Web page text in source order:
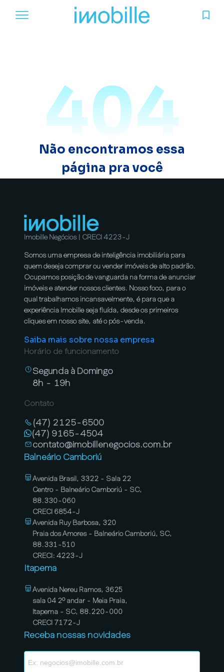
404
Não encontramos essa
página pra você
Imobille Negócios | CRECI 4223-J
Somos uma empresa de inteligência imobiliária para
quem deseja comprar ou vender imóveis de alto padrão.
Ocupamos posição de vanguarda na forma de anunciar
imóveis e atender nossos clientes. Nosso foco, para o
qual trabalhamos incansavelmente, é para que a
experiência Imobille seja fluída, desde os primeiros
cliques em nosso site, até o pós-venda.
Saiba mais sobre nossa empresa
Horário de funcionamento
Segunda à Domingo
8h - 19h
Contato
(47) 2125-6500
(47) 9165-4504
contato@imobillenegocios.com.br
Balneário Camboriú
Avenida Brasil, 3322 - Sala 22
Centro - Balneário Camboriú - SC,
88.330-060
CRECI 6854-J
Avenida Ruy Barbosa, 320
Praia dos Amores - Balneário Camboriú, SC,
88.331-510
CRECI: 4223-J
Itapema
Avenida Nereu Ramos, 3625
sala 04 2º andar - Meia Praia,
Itapema - SC, 88.220-000
CRECI 7172-J
Receba nossas novidades